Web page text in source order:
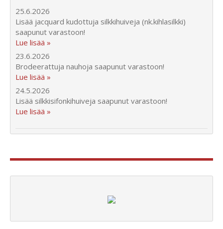
25.6.2026
Lisää jacquard kudottuja silkkihuiveja (nk.kihlasilkki)
saapunut varastoon!
Lue lisää »
23.6.2026
Brodeerattuja nauhoja saapunut varastoon!
Lue lisää »
24.5.2026
Lisää silkkisifonkihuiveja saapunut varastoon!
Lue lisää »